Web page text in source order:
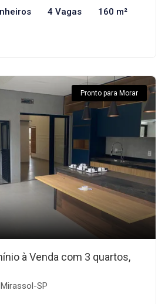
4 Vagas 160 m²
Pronto para Morar
à Venda com 3 quartos,
SP